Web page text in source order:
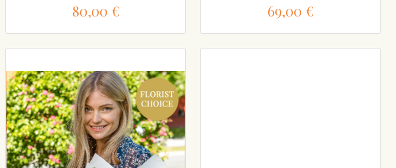
80,00 € 69,00 €